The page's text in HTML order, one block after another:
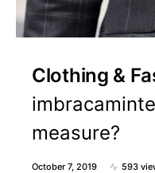
Clothing &
measure?
October 7, 2019 593